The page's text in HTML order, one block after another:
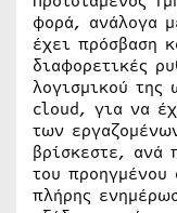
φορά, ανάλογα
έχει πρόσβαση
διαφορετικές
λογισμικού της
cloud, για να
των
βρίσκεστε, ανά
του προηγμένου
πλήρης